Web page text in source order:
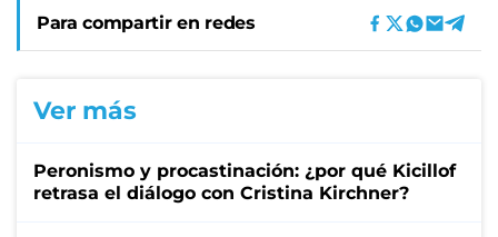
Para compartir en redes
Ver más
Peronismo y procastinación: ¿por qué Kicillof
retrasa el diálogo con Cristina Kirchner?